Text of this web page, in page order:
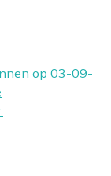
op 03-09-